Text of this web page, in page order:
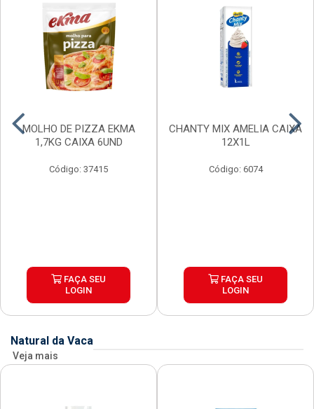
MOLHO DE PIZZA EKMA
1,7KG CAIXA 6UND
Código: 37415
FAÇA SEU
LOGIN
CHANTY MIX AMELIA CAIXA
12X1L
Código: 6074
FAÇA SEU
LOGIN
Natural da Vaca
Veja mais